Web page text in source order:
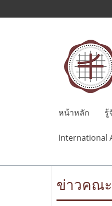
หน้าหลัก รู้
International
ข่าวคณ